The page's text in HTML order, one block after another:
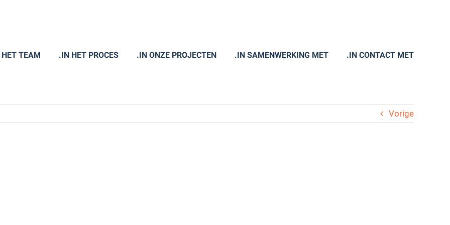
TEAM .IN HET PROCES .IN ONZE PROJECTEN .IN SAMENWERKING MET .IN CONTACT MET
Vorige